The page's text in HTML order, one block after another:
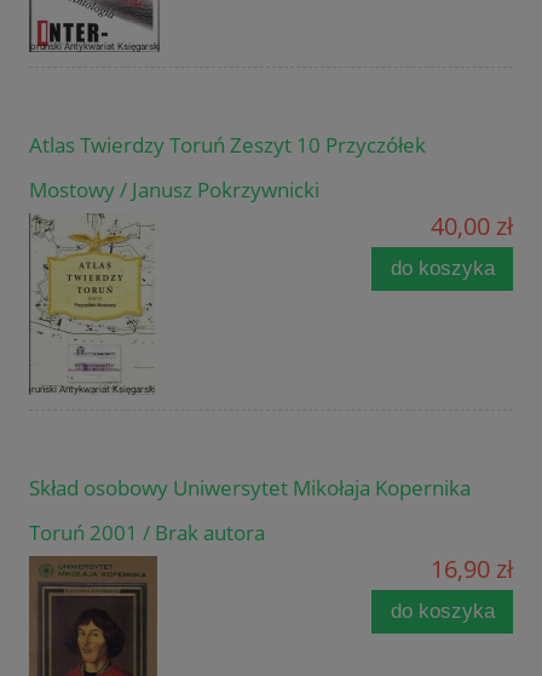
Atlas Twierdzy Toruń Zeszyt 10 Przyczółek
Mostowy / Janusz Pokrzywnicki
40,00 zł
do koszyka
Skład osobowy Uniwersytet Mikołaja Kopernika
Toruń 2001 / Brak autora
16,90 zł
do koszyka